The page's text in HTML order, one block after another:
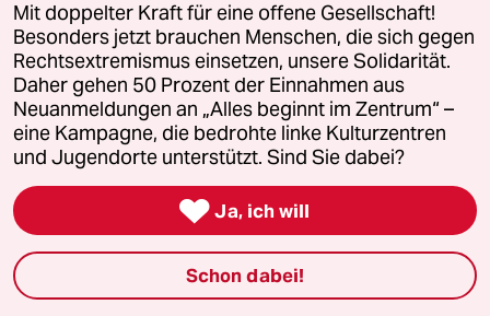
Andy Krisst
12.05.2022, 01:00 Uhr
"Nicht vorschnell urteilen"
...und weiter
"Schuldzuweisungen im Fall der Todesschüsse
auf die Al-Jazeera-Reporterin sind fehl am
Platz. Eine Untersuchung sollte die
Mit doppelter Kraft für eine offene Gesellschaft!
Besonders jetzt brauchen Menschen, die sich gegen
Rechtsextremismus einsetzen, unsere Solidarität.
Daher gehen 50 Prozent der Einnahmen aus
Neuanmeldungen an „Alles beginnt im Zentrum“ –
eine Kampagne, die bedrohte linke Kulturzentren
und Jugendorte unterstützt. Sind Sie dabei?
 Ja, ich will
Schon dabei!